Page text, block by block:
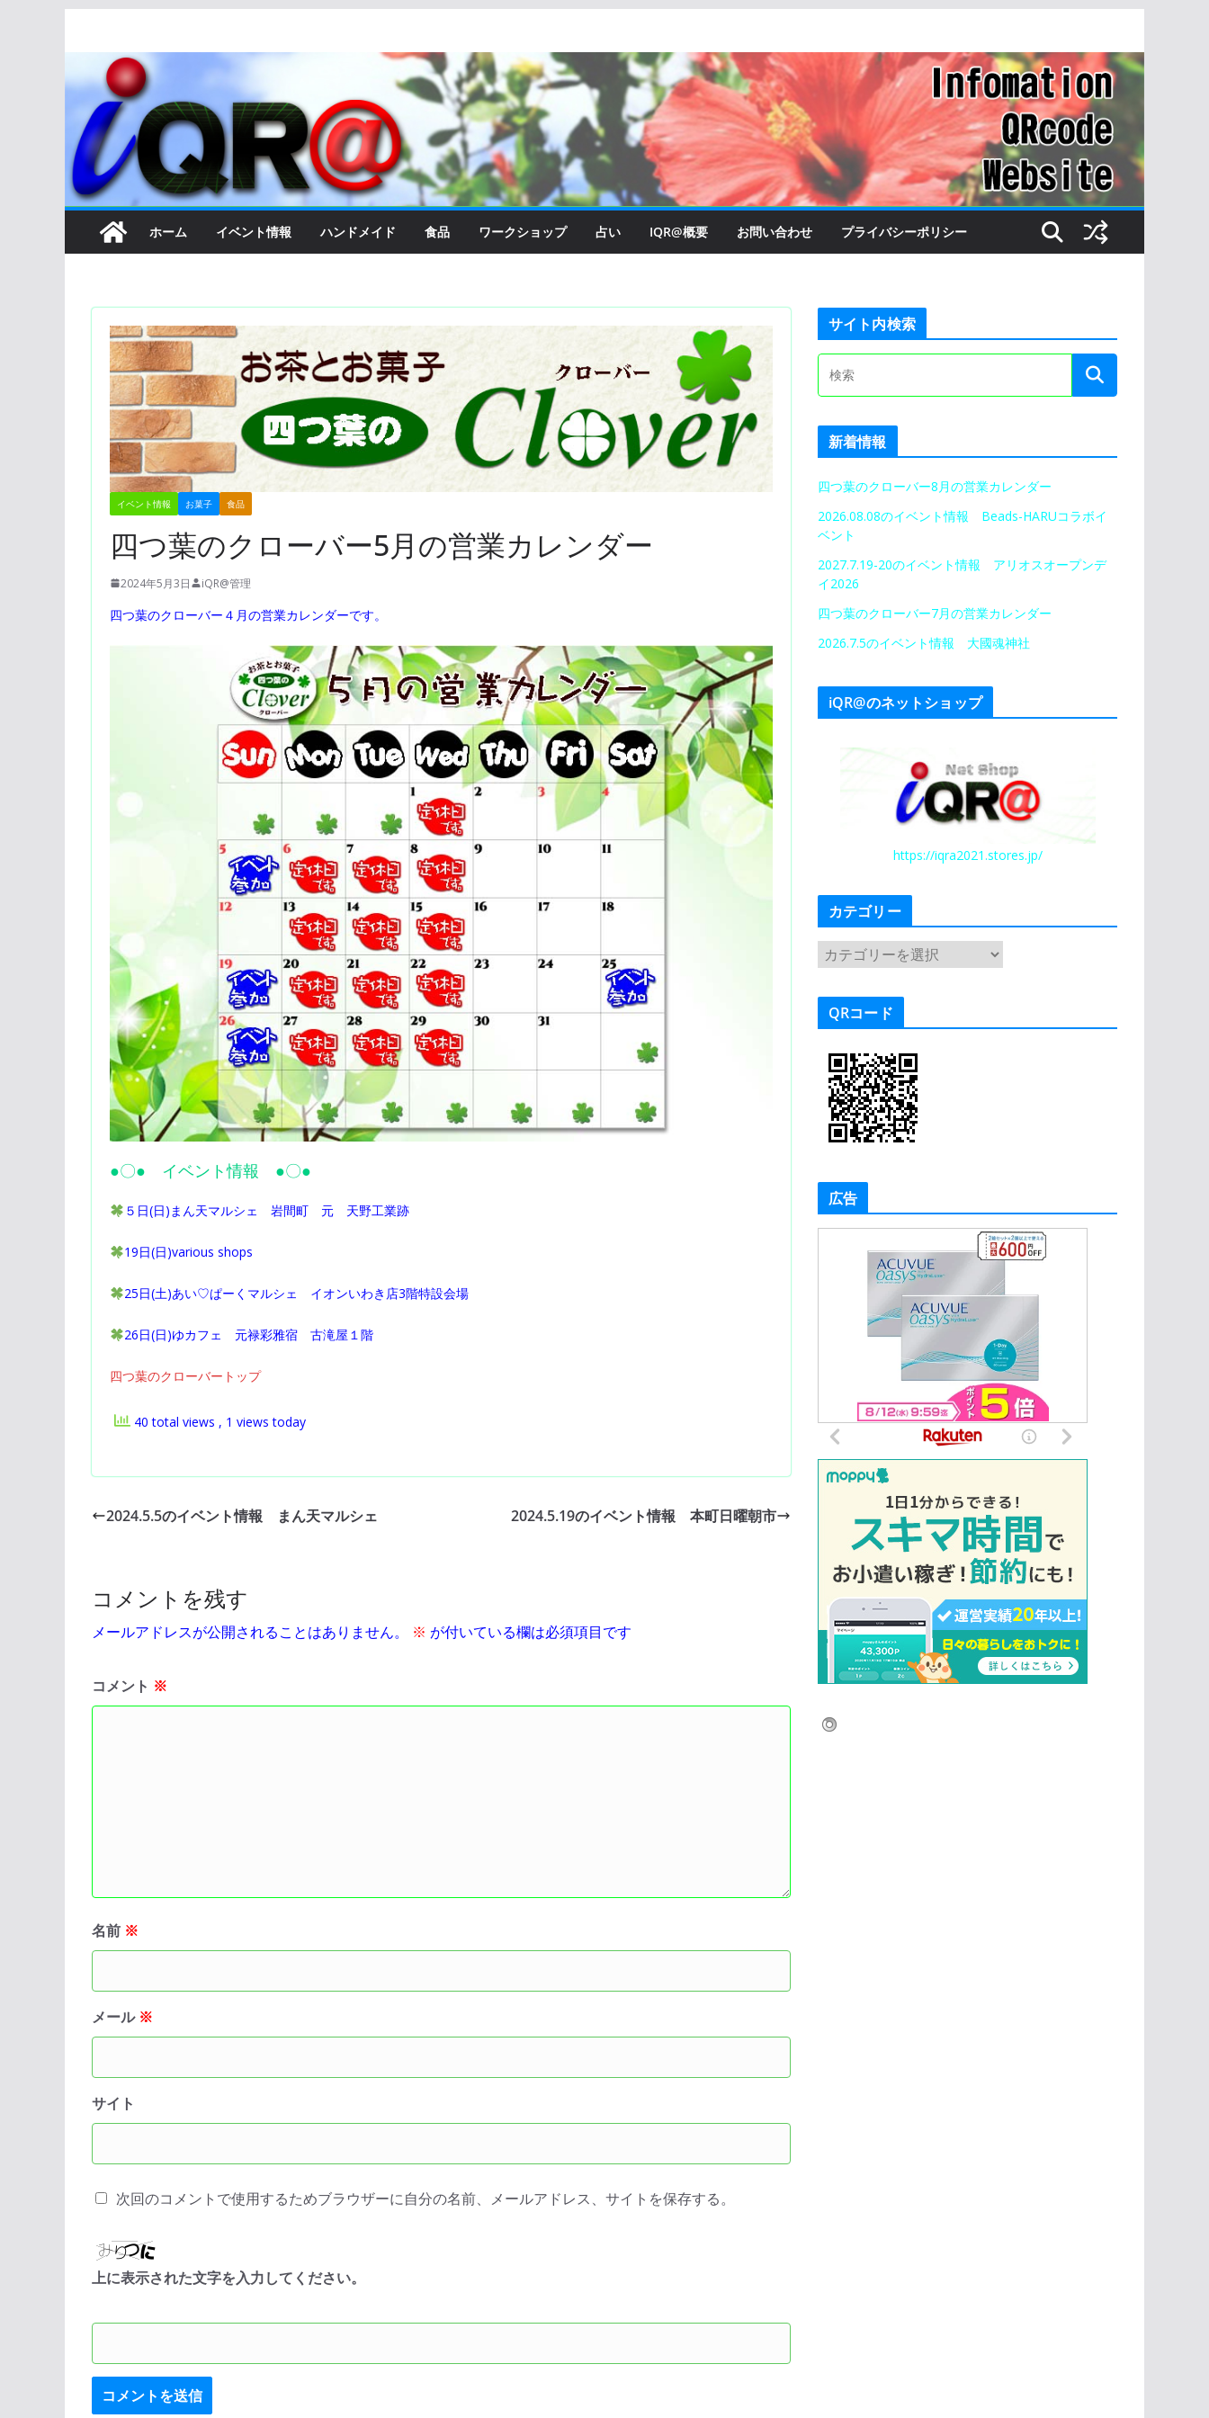
へ
ス
キ
ホーム イベント情報 ハンドメイド 食品 ワークショップ 占い IQR@概要 お問い合わせ プライバシーポリシー
イベント情報 お菓子 食品
四つ葉のクローバー5月の営業カレンダー
2024年5月3日 iQR@管理
四つ葉のクローバー４月の営業カレンダーです。
●〇● イベント情報 ●〇●
５日(日)まん天マルシェ 岩間町 元 天野工業跡
19日(日)various shops
25日(土)あい♡ぱーくマルシェ イオンいわき店3階特設会場
26日(日)ゆカフェ 元禄彩雅宿 古滝屋１階
四つ葉のクローバートップ
40 total views , 1 views today
2024.5.5のイベント情報 まん天マルシェ 2024.5.19のイベント情報 本町日曜朝市
コメントを残す
メールアドレスが公開されることはありません。 ※ が付いている欄は必須項目です
コメント ※
名前 ※
メール ※
サイト
次回のコメントで使用するためブラウザーに自分の名前、メールアドレス、サイトを保存する。
上に表示された文字を入力してください。
サイト内検索
新着情報
四つ葉のクローバー8月の営業カレンダー
2026.08.08のイベント情報 Beads-HARUコラボイ
ベント
2027.7.19-20のイベント情報 アリオスオープンデ
イ2026
四つ葉のクローバー7月の営業カレンダー
2026.7.5のイベント情報 大國魂神社
iQR@のネットショップ
https://iqra2021.stores.jp/
カテゴリー
カ
ゴ
QRコード
広告